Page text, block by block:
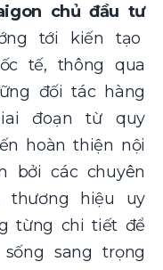
chủ đầu tư
tới kiến tạo
tế, thông qua
đối tác hàng
đoạn từ quy
hoàn thiện nội
bởi các chuyên
thương hiệu uy
từng chi tiết để
sang trọng